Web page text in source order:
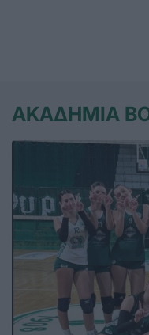
ΑΚΑΔΗΜΙΑ